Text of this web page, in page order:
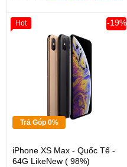
Trả Góp 0%
iPhone XS Max - Quốc Tế -
64G LikeNew ( 98%)
-19%
Hot